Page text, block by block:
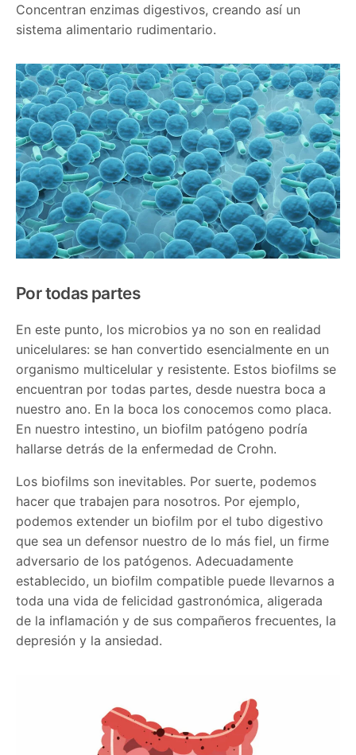
Concentran enzimas digestivos, creando así un
sistema alimentario rudimentario.
Por todas partes
En este punto, los microbios ya no son en realidad
unicelulares: se han convertido esencialmente en un
organismo multicelular y resistente. Estos biofilms se
encuentran por todas partes, desde nuestra boca a
nuestro ano. En la boca los conocemos como placa.
En nuestro intestino, un biofilm patógeno podría
hallarse detrás de la enfermedad de Crohn.
Los biofilms son inevitables. Por suerte, podemos
hacer que trabajen para nosotros. Por ejemplo,
podemos extender un biofilm por el tubo digestivo
que sea un defensor nuestro de lo más fiel, un firme
adversario de los patógenos. Adecuadamente
establecido, un biofilm compatible puede llevarnos a
toda una vida de felicidad gastronómica, aligerada
de la inflamación y de sus compañeros frecuentes, la
depresión y la ansiedad.